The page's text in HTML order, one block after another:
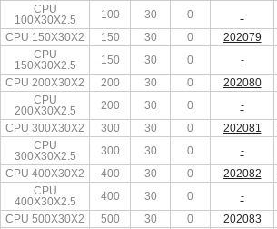
CPU
100X30X2.5
100 30 0 -
CPU 150X30X2
150 30 0 202079
CPU
150X30X2.5
150 30 0 -
CPU 200X30X2
200 30 0 202080
CPU
200X30X2.5
200 30 0 -
CPU 300X30X2
300 30 0 202081
CPU
300X30X2.5
300 30 0 -
CPU 400X30X2
400 30 0 202082
CPU
400X30X2.5
400 30 0 -
CPU 500X30X2
500 30 0 202083